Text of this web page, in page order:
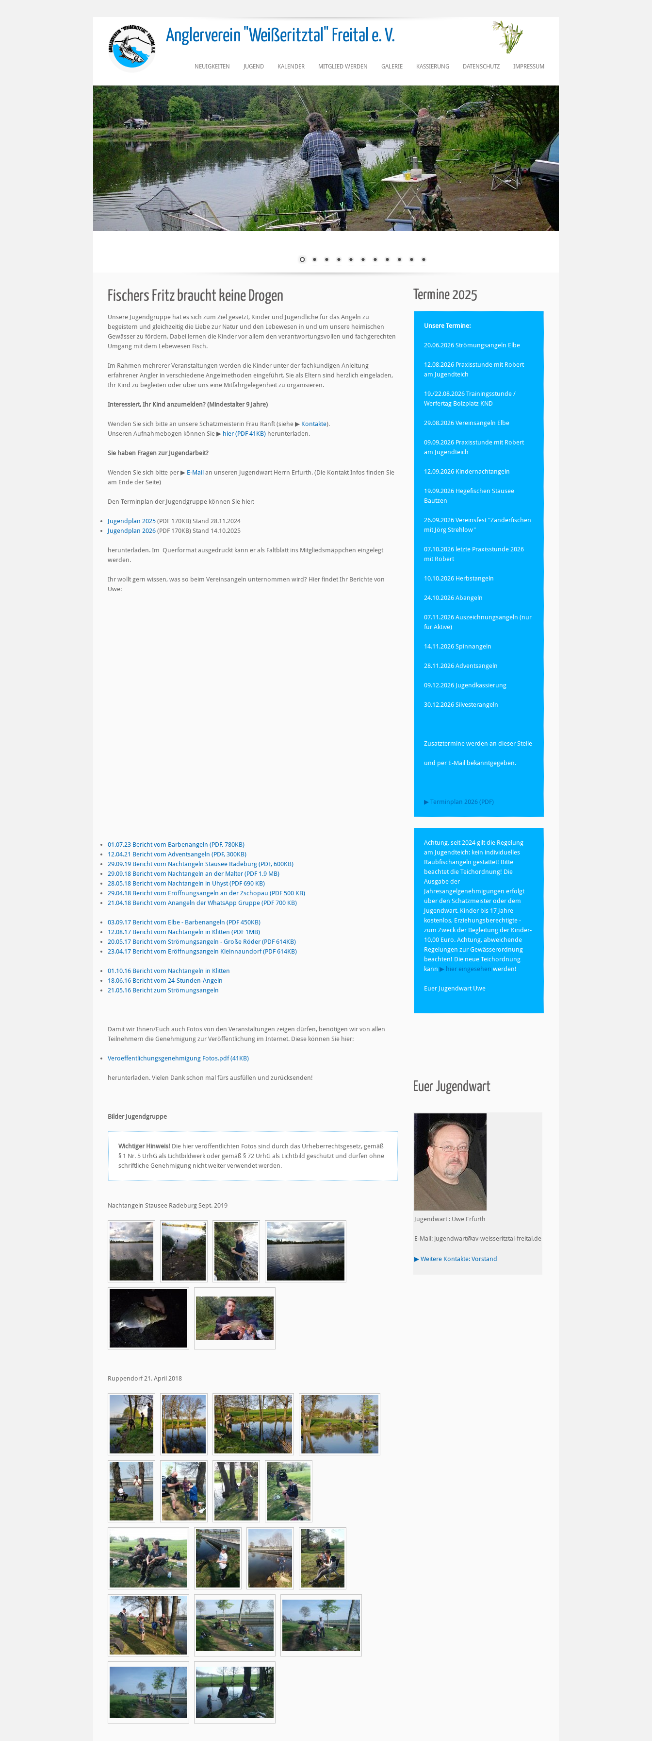
Anglerverein "Weißeritztal" Freital e. V.
NEUIGKEITEN JUGEND KALENDER MITGLIED WERDEN GALERIE KASSIERUNG DATENSCHUTZ IMPRESSUM
Termine 2025
Unsere Termine:
20.06.2026 Strömungsangeln Elbe
12.08.2026 Praxisstunde mit Robert
am Jugendteich
19./22.08.2026 Trainingsstunde /
Werfertag Bolzplatz KND
29.08.2026 Vereinsangeln Elbe
09.09.2026 Praxisstunde mit Robert
am Jugendteich
12.09.2026 Kindernachtangeln
19.09.2026 Hegefischen Stausee
Bautzen
26.09.2026 Vereinsfest "Zanderfischen
mit Jörg Strehlow"
07.10.2026 letzte Praxisstunde 2026
mit Robert
10.10.2026 Herbstangeln
24.10.2026 Abangeln
07.11.2026 Auszeichnungsangeln (nur
für Aktive)
14.11.2026 Spinnangeln
28.11.2026 Adventsangeln
09.12.2026 Jugendkassierung
30.12.2026 Silvesterangeln
Zusatztermine werden an dieser Stelle
und per E-Mail bekanntgegeben.
▶ Terminplan 2026 (PDF)
Achtung, seit 2024 gilt die Regelung
am Jugendteich: kein individuelles
Raubfischangeln gestattet! Bitte
beachtet die Teichordnung! Die
Ausgabe der
Jahresangelgenehmigungen erfolgt
über den Schatzmeister oder dem
Jugendwart. Kinder bis 17 Jahre
kostenlos, Erziehungsberechtigte -
zum Zweck der Begleitung der Kinder-
10,00 Euro. Achtung, abweichende
Regelungen zur Gewässerordnung
beachten! Die neue Teichordnung
kann▶ hier eingesehenwerden!
Euer Jugendwart Uwe
Euer Jugendwart
Jugendwart : Uwe Erfurth
E-Mail: jugendwart@av-weisseritztal-freital.de
▶ Weitere Kontakte: Vorstand
Fischers Fritz braucht keine Drogen
Unsere Jugendgruppe hat es sich zum Ziel gesetzt, Kinder und Jugendliche für das Angeln zu
begeistern und gleichzeitig die Liebe zur Natur und den Lebewesen in und um unsere heimischen
Gewässer zu fördern. Dabei lernen die Kinder vor allem den verantwortungsvollen und fachgerechten
Umgang mit dem Lebewesen Fisch.
Im Rahmen mehrerer Veranstaltungen werden die Kinder unter der fachkundigen Anleitung
erfahrener Angler in verschiedene Angelmethoden eingeführt. Sie als Eltern sind herzlich eingeladen,
Ihr Kind zu begleiten oder über uns eine Mitfahrgelegenheit zu organisieren.
Interessiert, Ihr Kind anzumelden? (Mindestalter 9 Jahre)
Wenden Sie sich bitte an unsere Schatzmeisterin Frau Ranft (siehe ▶ Kontakte).
Unseren Aufnahmebogen können Sie ▶ hier (PDF 41KB) herunterladen.
Sie haben Fragen zur Jugendarbeit?
Wenden Sie sich bitte per ▶ E-Mail an unseren Jugendwart Herrn Erfurth. (Die Kontakt Infos finden Sie
am Ende der Seite)
Den Terminplan der Jugendgruppe können Sie hier:
Jugendplan 2025 (PDF 170KB) Stand 28.11.2024
Jugendplan 2026 (PDF 170KB) Stand 14.10.2025
herunterladen. Im Querformat ausgedruckt kann er als Faltblatt ins Mitgliedsmäppchen eingelegt
werden.
Ihr wollt gern wissen, was so beim Vereinsangeln unternommen wird? Hier findet Ihr Berichte von
Uwe:
01.07.23 Bericht vom Barbenangeln (PDF, 780KB)
12.04.21 Bericht vom Adventsangeln (PDF, 300KB)
29.09.19 Bericht vom Nachtangeln Stausee Radeburg (PDF, 600KB)
29.09.18 Bericht vom Nachtangeln an der Malter (PDF 1.9 MB)
28.05.18 Bericht vom Nachtangeln in Uhyst (PDF 690 KB)
29.04.18 Bericht vom Eröffnungsangeln an der Zschopau (PDF 500 KB)
21.04.18 Bericht vom Anangeln der WhatsApp Gruppe (PDF 700 KB)
03.09.17 Bericht vom Elbe - Barbenangeln (PDF 450KB)
12.08.17 Bericht vom Nachtangeln in Klitten (PDF 1MB)
20.05.17 Bericht vom Strömungsangeln - Große Röder (PDF 614KB)
23.04.17 Bericht vom Eröffnungsangeln Kleinnaundorf (PDF 614KB)
01.10.16 Bericht vom Nachtangeln in Klitten
18.06.16 Bericht vom 24-Stunden-Angeln
21.05.16 Bericht zum Strömungsangeln
Damit wir Ihnen/Euch auch Fotos von den Veranstaltungen zeigen dürfen, benötigen wir von allen
Teilnehmern die Genehmigung zur Veröffentlichung im Internet. Diese können Sie hier:
Veroeffentlichungsgenehmigung Fotos.pdf (41KB)
herunterladen. Vielen Dank schon mal fürs ausfüllen und zurücksenden!
Bilder Jugendgruppe
Wichtiger Hinweis! Die hier veröffentlichten Fotos sind durch das Urheberrechtsgesetz, gemäß
§ 1 Nr. 5 UrhG als Lichtbildwerk oder gemäß § 72 UrhG als Lichtbild geschützt und dürfen ohne
schriftliche Genehmigung nicht weiter verwendet werden.
Nachtangeln Stausee Radeburg Sept. 2019
Ruppendorf 21. April 2018